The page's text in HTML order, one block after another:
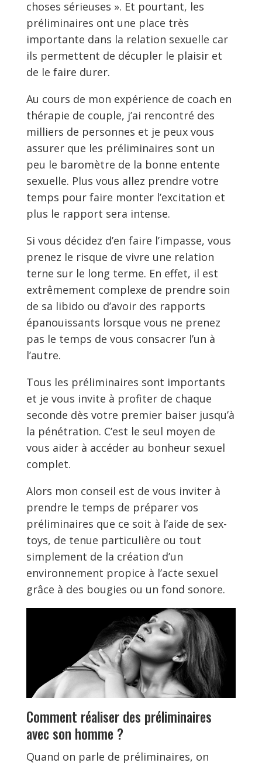
choses sérieuses ». Et pourtant, les
préliminaires ont une place très
importante dans la relation sexuelle car
ils permettent de décupler le plaisir et
de le faire durer.
Au cours de mon expérience de coach en
thérapie de couple, j’ai rencontré des
milliers de personnes et je peux vous
assurer que les préliminaires sont un
peu le baromètre de la bonne entente
sexuelle. Plus vous allez prendre votre
temps pour faire monter l’excitation et
plus le rapport sera intense.
Si vous décidez d’en faire l’impasse, vous
prenez le risque de vivre une relation
terne sur le long terme. En effet, il est
extrêmement complexe de prendre soin
de sa libido ou d’avoir des rapports
épanouissants lorsque vous ne prenez
pas le temps de vous consacrer l’un à
l’autre.
Tous les préliminaires sont importants
et je vous invite à profiter de chaque
seconde dès votre premier baiser jusqu’à
la pénétration. C’est le seul moyen de
vous aider à accéder au bonheur sexuel
complet.
Alors mon conseil est de vous inviter à
prendre le temps de préparer vos
préliminaires que ce soit à l’aide de sex-
toys, de tenue particulière ou tout
simplement de la création d’un
environnement propice à l’acte sexuel
grâce à des bougies ou un fond sonore.
Comment réaliser des préliminaires
avec son homme ?
Quand on parle de préliminaires, on